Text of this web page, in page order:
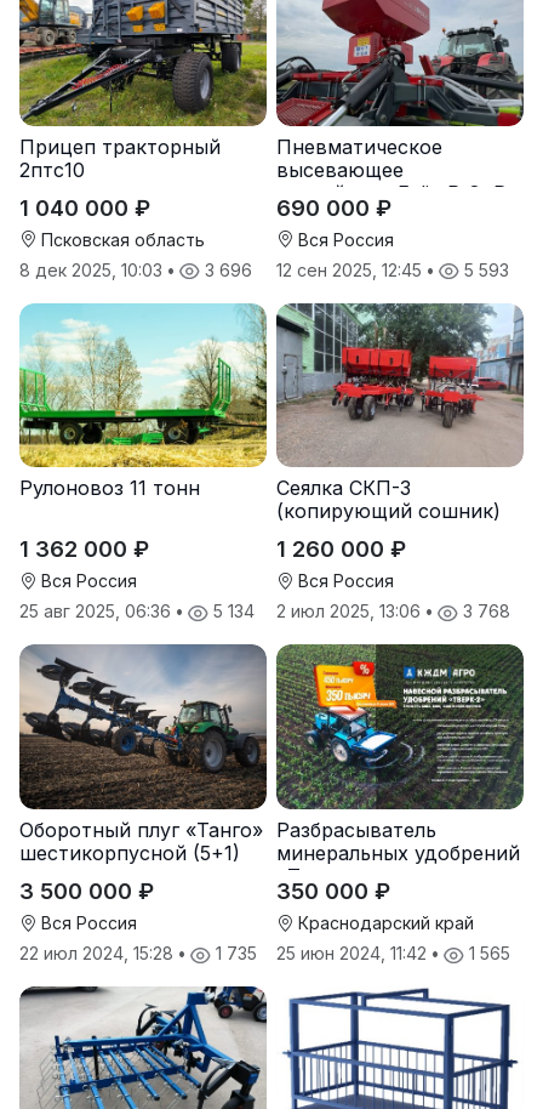
Прицеп тракторный
2птс10
1 040 000 ₽
Псковская область
8 дек 2025, 10:03 • 3 696
Пневматическое
высевающее
устройство Folio R-8, R-
12
690 000 ₽
Вся Россия
12 сен 2025, 12:45 • 5 593
Рулоновоз 11 тонн
1 362 000 ₽
Вся Россия
25 авг 2025, 06:36 • 5 134
Сеялка СКП-3
(копирующий сошник)
1 260 000 ₽
Вся Россия
2 июл 2025, 13:06 • 3 768
Оборотный плуг «Танго»
шестикорпусной (5+1)
3 500 000 ₽
Вся Россия
22 июл 2024, 15:28 • 1 735
Разбрасыватель
минеральных удобрений
«Тверк»
350 000 ₽
Краснодарский край
25 июн 2024, 11:42 • 1 565